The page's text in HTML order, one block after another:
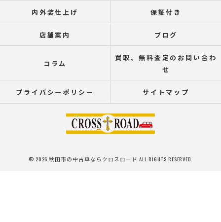
内外装仕上げ 保証付き
店舗案内 ブログ
コラム
買取、無料査定のお問い合わ
せ
プライバシーポリシー サイトマップ
© 2026 秋田市の中古車ならクロスロード ALL RIGHTS RESERVED.